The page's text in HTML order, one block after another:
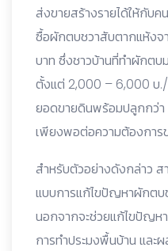
ส่งขายสร้างรายได้ให้กับค
ซื้อผักตบชวาสับตากแห้งจ
บาท ซึ่งชาวบ้านที่ทำผักตบ
ตั้งแต่ 2,000 – 6,000 บ./
ยอดขายดินพร้อมปลูกกว่า
เพียงพอต่อความต้องกา
สำหรับตัวอย่างดังกล่าว ส
แบบการแก้ไขปัญหาผักตบ
นอกจากจะช่วยแก้ไขปัญห
การทำประมงพื้นบ้าน และ